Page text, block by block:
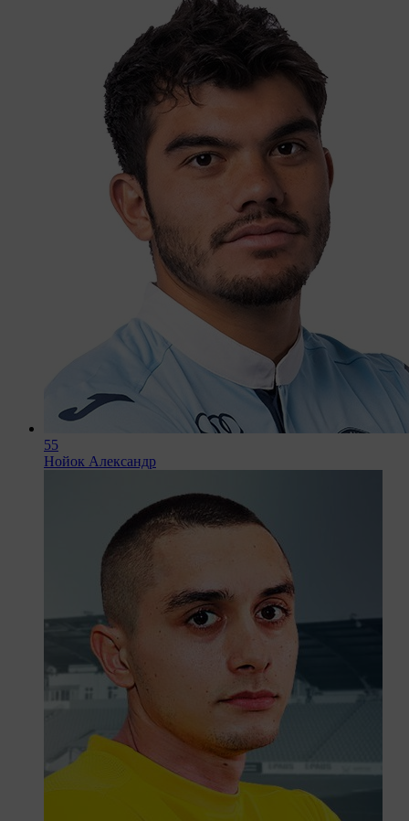
55
Нойок Александр